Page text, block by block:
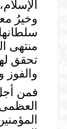
وخيرُ
منتهى
تحقق
والفوز
فمن